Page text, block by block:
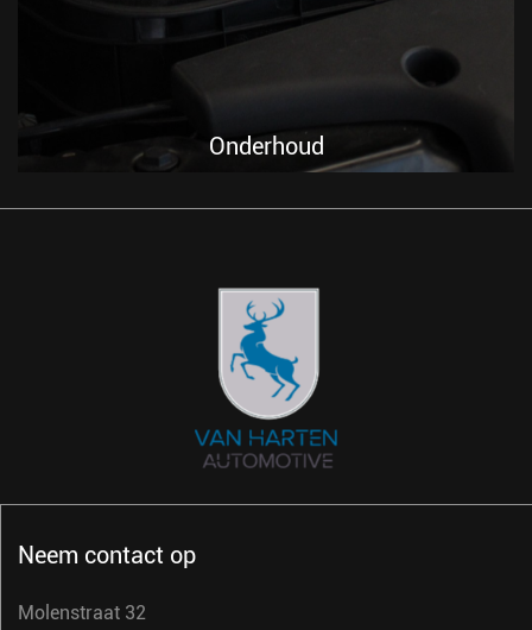
Onderhoud
Neem contact op
Molenstraat 32